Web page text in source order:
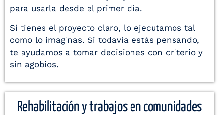
para usarla desde el primer día.
Si tienes el proyecto claro, lo ejecutamos tal
como lo imaginas. Si todavía estás pensando,
te ayudamos a tomar decisiones con criterio y
sin agobios.
Rehabilitación y trabajos en comunidades